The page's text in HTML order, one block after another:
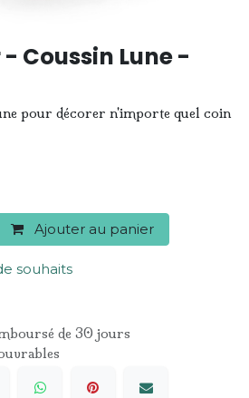
Coussin Lune -
pour décorer n'importe quel coin
Ajouter au panier
souhaits
de 30 jours